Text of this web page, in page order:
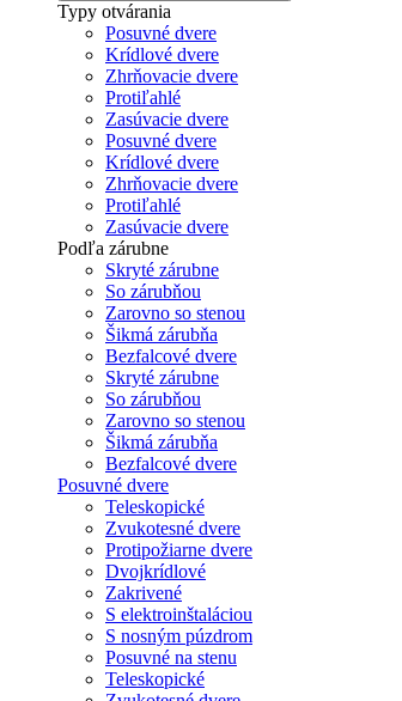
Typy otvárania
Posuvné dvere
Krídlové dvere
Zhrňovacie dvere
Protiľahlé
Zasúvacie dvere
Posuvné dvere
Krídlové dvere
Zhrňovacie dvere
Protiľahlé
Zasúvacie dvere
Podľa zárubne
Skryté zárubne
So zárubňou
Zarovno so stenou
Šikmá zárubňa
Bezfalcové dvere
Skryté zárubne
So zárubňou
Zarovno so stenou
Šikmá zárubňa
Bezfalcové dvere
Posuvné dvere
Teleskopické
Zvukotesné dvere
Protipožiarne dvere
Dvojkrídlové
Zakrivené
S elektroinštaláciou
S nosným púzdrom
Posuvné na stenu
Teleskopické